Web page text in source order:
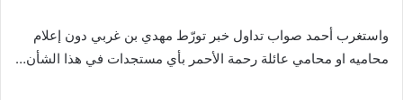
واستغرب أحمد صواب تداول خبر تورّط مهدي بن غربي دون إعلام
محاميه او محامي عائلة رحمة الأحمر بأي مستجدات في هذا الشأن…